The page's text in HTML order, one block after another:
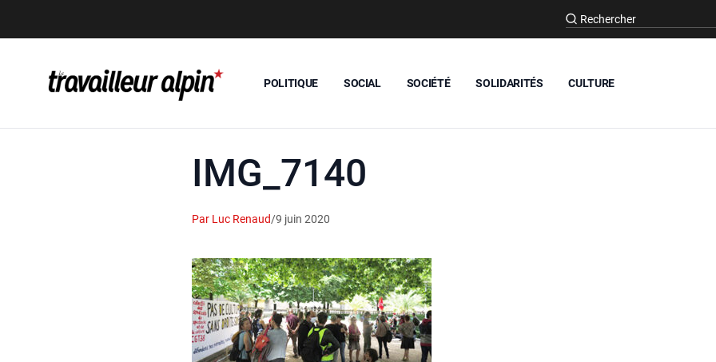
POLITIQUE SOCIAL SOCIÉTÉ SOLIDARITÉS CULTURE
IMG_7140
Par Luc Renaud/9 juin 2020